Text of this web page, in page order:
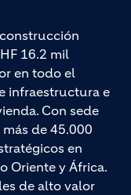
16.2 mil
en todo el
infraestructura e
Con sede
de 45.000
en
Oriente y África.
de alto valor